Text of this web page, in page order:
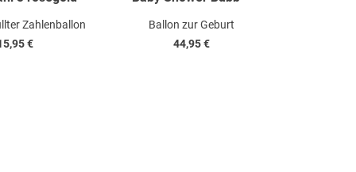
Zahlenballon
€
Ballon zur Geburt
44,95 €